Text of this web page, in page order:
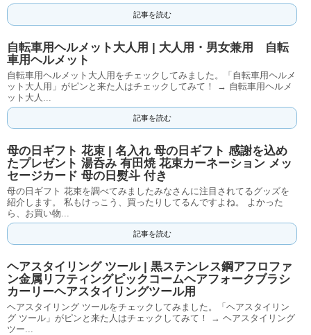
記事を読む
自転車用ヘルメット大人用 | 大人用・男女兼用 自転
車用ヘルメット
自転車用ヘルメット大人用をチェックしてみました。「自転車用ヘルメ
ット大人用」がピンと来た人はチェックしてみて！ → 自転車用ヘルメ
ット大人...
記事を読む
母の日ギフト 花束 | 名入れ 母の日ギフト 感謝を込め
たプレゼント 湯呑み 有田焼 花束カーネーション メッ
セージカード 母の日熨斗 付き
母の日ギフト 花束を調べてみましたみなさんに注目されてるグッズを
紹介します。 私もけっこう、買ったりしてるんですよね。 よかった
ら、お買い物...
記事を読む
ヘアスタイリング ツール | 黒ステンレス鋼アフロファ
ン金属リフティングピックコームヘアフォークブラシ
カーリーヘアスタイリングツール用
ヘアスタイリング ツールをチェックしてみました。「ヘアスタイリン
グ ツール」がピンと来た人はチェックしてみて！ → ヘアスタイリング
ツー...